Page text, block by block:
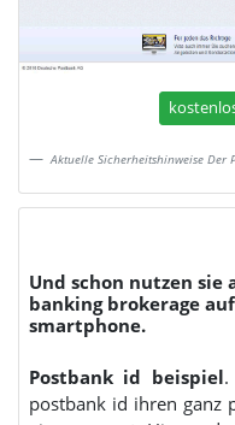
Aktuelle Sicherheitshinweise Der
Und schon nutzen
banking brokerage
smartphone.
Postbank id beispiel.
postbank id ihren ganz